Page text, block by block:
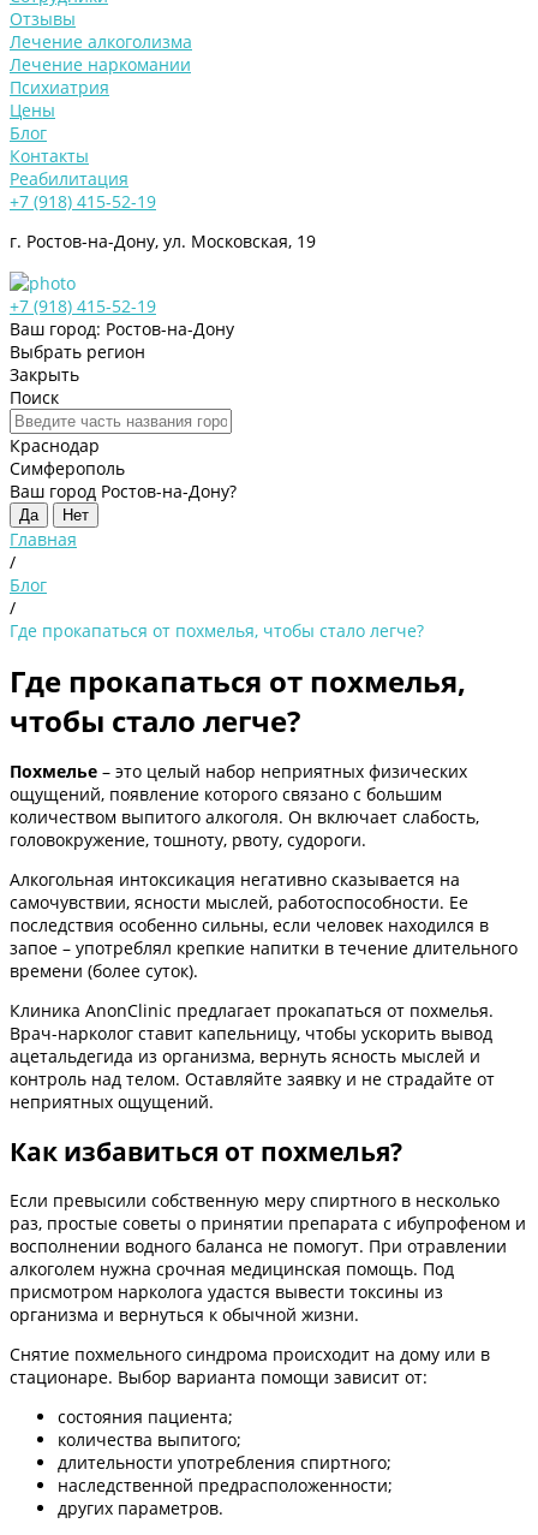
Отзывы
Лечение алкоголизма
Лечение наркомании
Психиатрия
Цены
Блог
Контакты
Реабилитация
+7 (918) 415-52-19
г. Ростов-на-Дону, ул. Московская, 19
+7 (918) 415-52-19
Ваш город: Ростов-на-Дону
Выбрать регион
Закрыть
Поиск
Краснодар
Симферополь
Ваш город Ростов-на-Дону?
Да Нет
Главная
/
Блог
/
Где прокапаться от похмелья, чтобы стало легче?
Где прокапаться от похмелья,
чтобы стало легче?
Похмелье – это целый набор неприятных физических
ощущений, появление которого связано с большим
количеством выпитого алкоголя. Он включает слабость,
головокружение, тошноту, рвоту, судороги.
Алкогольная интоксикация негативно сказывается на
самочувствии, ясности мыслей, работоспособности. Ее
последствия особенно сильны, если человек находился в
запое – употреблял крепкие напитки в течение длительного
времени (более суток).
Клиника AnonClinic предлагает прокапаться от похмелья.
Врач-нарколог ставит капельницу, чтобы ускорить вывод
ацетальдегида из организма, вернуть ясность мыслей и
контроль над телом. Оставляйте заявку и не страдайте от
неприятных ощущений.
Как избавиться от похмелья?
Если превысили собственную меру спиртного в несколько
раз, простые советы о принятии препарата с ибупрофеном и
восполнении водного баланса не помогут. При отравлении
алкоголем нужна срочная медицинская помощь. Под
присмотром нарколога удастся вывести токсины из
организма и вернуться к обычной жизни.
Снятие похмельного синдрома происходит на дому или в
стационаре. Выбор варианта помощи зависит от:
состояния пациента;
количества выпитого;
длительности употребления спиртного;
наследственной предрасположенности;
других параметров.